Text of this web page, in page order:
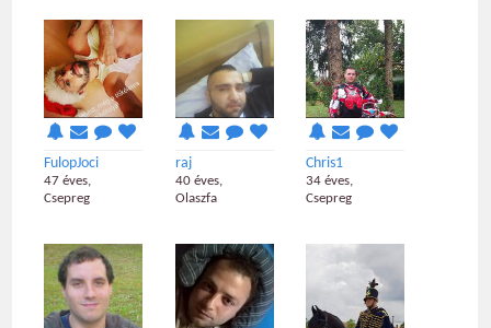
FulopJoci
47 éves,
Csepreg
raj
40 éves,
Olaszfa
Chris1
34 éves,
Csepreg